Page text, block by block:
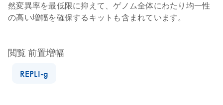
然変異率を最低限に抑えて、ゲノム全体にわたり均一性
の高い増幅を確保するキットも含まれています。
閲覧 前置増幅
REPLI-g